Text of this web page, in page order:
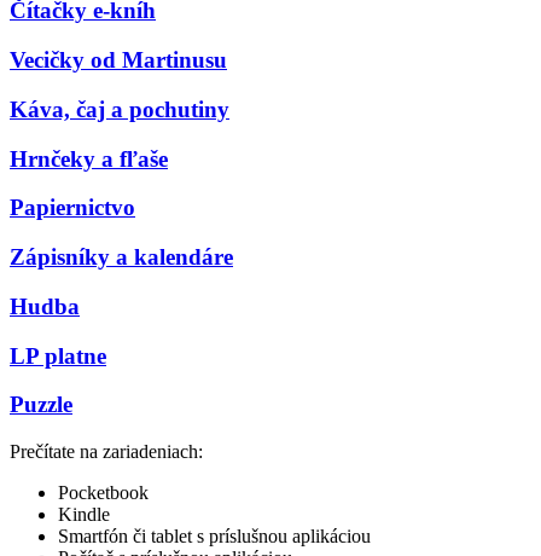
Čítačky e-kníh
Vecičky od Martinusu
Káva, čaj a pochutiny
Hrnčeky a fľaše
Papiernictvo
Zápisníky a kalendáre
Hudba
LP platne
Puzzle
Prečítate na zariadeniach:
Pocketbook
Kindle
Smartfón či tablet s príslušnou aplikáciou